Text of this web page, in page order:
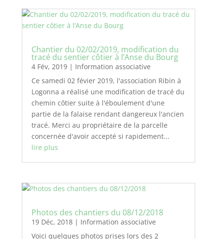
Chantier du 02/02/2019, modification du
tracé du sentier côtier à l’Anse du Bourg
4 Fév, 2019| Information associative
Ce samedi 02 févier 2019, l'association Ribin à
Logonna a réalisé une modification de tracé du
chemin côtier suite à l'éboulement d'une
partie de la falaise rendant dangereux l'ancien
tracé. Merci au propriétaire de la parcelle
concernée d'avoir accepté si rapidement...
lire plus
Photos des chantiers du 08/12/2018
19 Déc, 2018| Information associative
Voici quelques photos prises lors des 2